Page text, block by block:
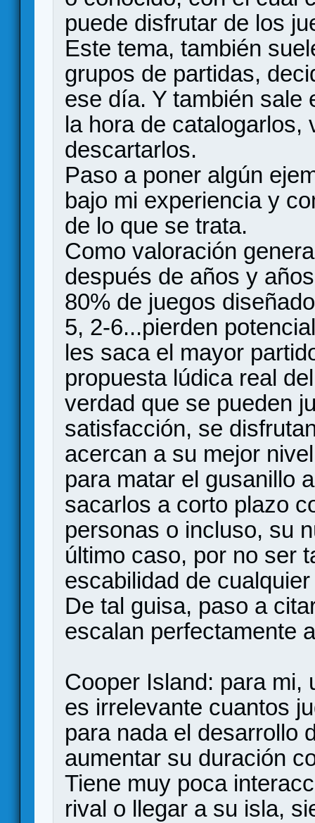
puede disfrutar de los
Este tema, también
grupos de partidas,
ese día. Y también sale
la hora de catalogarlos,
descartarlos.
Paso a poner algún
bajo mi experiencia y
de lo que se trata.
Como valoración
después de años y
80% de juegos
5, 2-6...pierden
les saca el mayor
propuesta lúdica real
verdad que se pueden
satisfacción, se
acercan a su mejor
para matar el gusanillo
sacarlos a corto plazo
personas o incluso, su
último caso, por no ser
escabilidad de
De tal guisa, paso a
escalan perfectamente
Cooper Island: para mi,
es irrelevante cuantos
para nada el desarrollo
aumentar su duración
Tiene muy poca
rival o llegar a su isla,